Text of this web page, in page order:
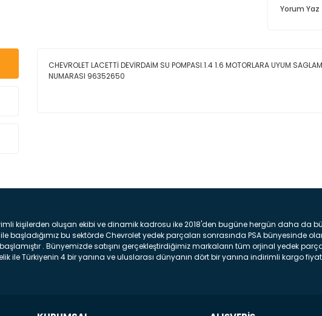
Yorum Yaz
CHEVROLET LACETTİ DEVİRDAİM SU POMPASI.1.4 1.6 MOTORLARA UYUM
NUMARASI 96352650
kişilerden oluşan ekibi ve dinamik kadrosu ike 2018'den bugüne hergün daha da
başladığımız bu sektörde Chevrolet yedek parçaları sonrasında PSA bünyesinde
. Bünyemizde satışını gerçekleştirdiğimiz markaların tüm orjinal yedek
ile Türkiyenin 4 bir yanına ve uluslarası dünyanın dört bir yanına indirimli kargo
Ön Tampon : Aracınızın ön kısmında bulunan plastik darbe emici amacı ile
sağlayan aksam parçadır . Fren Diski : Aracımızın ön ve arka tekerlerinde